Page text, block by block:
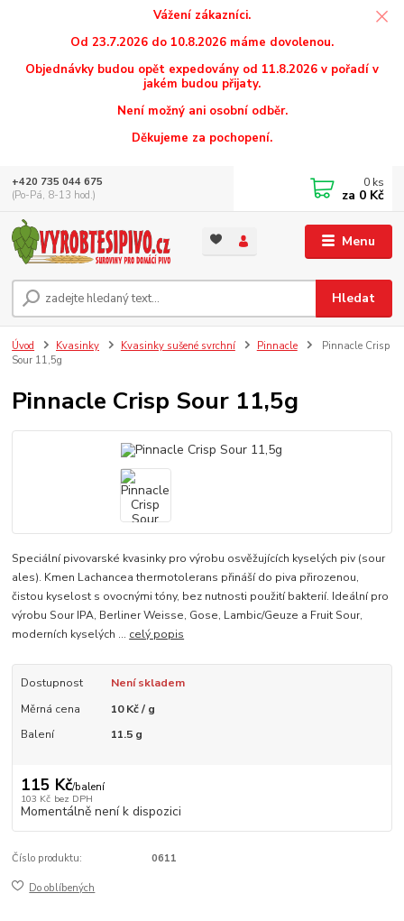
Vážení zákazníci.
Od 23.7.2026 do 10.8.2026 máme dovolenou.
Objednávky budou opět expedovány od 11.8.2026 v pořadí v
jakém budou přijaty.
Není možný ani osobní odběr.
Děkujeme za pochopení.
Menu
Hledat
+420 735 044 675
(Po-Pá, 8-13 hod.)
0 ks
za 0 Kč
Úvod Kvasinky Kvasinky sušené svrchní Pinnacle
Pinnacle Crisp
Sour 11,5g
Pinnacle Crisp Sour 11,5g
Speciální pivovarské kvasinky pro výrobu osvěžujících kyselých piv (sour
ales). Kmen Lachancea thermotolerans přináší do piva přirozenou,
čistou kyselost s ovocnými tóny, bez nutnosti použití bakterií. Ideální pro
výrobu Sour IPA, Berliner Weisse, Gose, Lambic/Geuze a Fruit Sour,
moderních kyselých ... celý popis
Dostupnost
Není skladem
Měrná cena
10 Kč / g
Balení
11.5 g
115 Kč/balení
103 Kč bez DPH
Momentálně není k dispozici
Číslo produktu: 0611
Do oblíbených